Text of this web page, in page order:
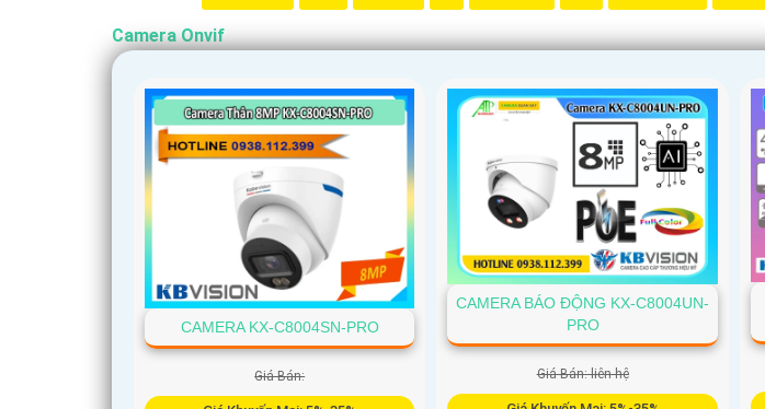
Camera Onvif
CAMERA KX-C8004SN-PRO
Giá Bán:
CAMERA BÁO ĐỘNG KX-C8004UN-
PRO
Giá Bán: liên hệ